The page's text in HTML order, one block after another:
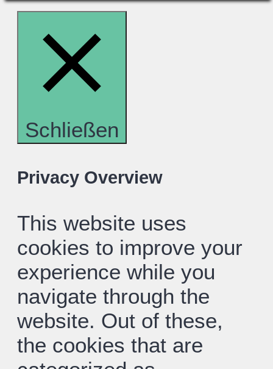
Schließen
Privacy Overview
This website uses
cookies to improve your
experience while you
navigate through the
website. Out of these,
the cookies that are